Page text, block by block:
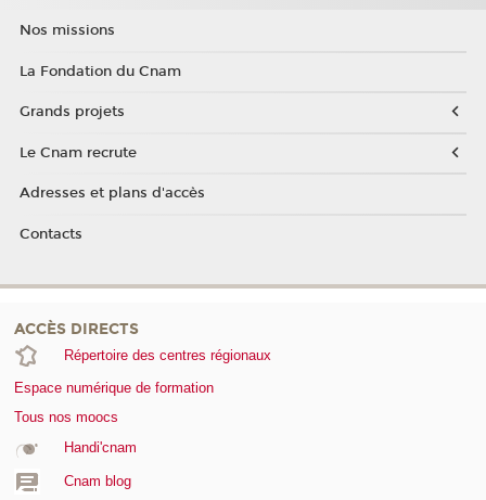
Nos missions
La Fondation du Cnam
Grands projets
Le Cnam recrute
Adresses et plans d'accès
Contacts
ACCÈS DIRECTS
Répertoire des centres régionaux
Espace numérique de formation
Tous nos moocs
Handi'cnam
Cnam blog